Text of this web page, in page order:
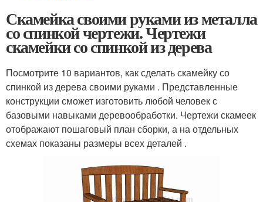
Скамейка своими руками из металла
со спинкой чертежи. Чертежи
скамейки со спинкой из дерева
Посмотрите 10 вариантов, как сделать скамейку со
спинкой из дерева своими руками . Представленные
конструкции сможет изготовить любой человек с
базовыми навыками деревообработки. Чертежи скамеек
отображают пошаговый план сборки, а на отдельных
схемах показаны размеры всех деталей .